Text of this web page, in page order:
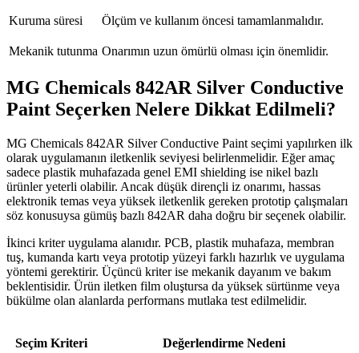
Kuruma süresi Ölçüm ve kullanım öncesi tamamlanmalıdır.
Mekanik tutunma Onarımın uzun ömürlü olması için önemlidir.
MG Chemicals 842AR Silver Conductive
Paint Seçerken Nelere Dikkat Edilmeli?
MG Chemicals 842AR Silver Conductive Paint seçimi yapılırken ilk
olarak uygulamanın iletkenlik seviyesi belirlenmelidir. Eğer amaç
sadece plastik muhafazada genel EMI shielding ise nikel bazlı
ürünler yeterli olabilir. Ancak düşük dirençli iz onarımı, hassas
elektronik temas veya yüksek iletkenlik gereken prototip çalışmaları
söz konusuysa gümüş bazlı 842AR daha doğru bir seçenek olabilir.
İkinci kriter uygulama alanıdır. PCB, plastik muhafaza, membran
tuş, kumanda kartı veya prototip yüzeyi farklı hazırlık ve uygulama
yöntemi gerektirir. Üçüncü kriter ise mekanik dayanım ve bakım
beklentisidir. Ürün iletken film oluştursa da yüksek sürtünme veya
bükülme olan alanlarda performans mutlaka test edilmelidir.
Seçim Kriteri Değerlendirme Nedeni